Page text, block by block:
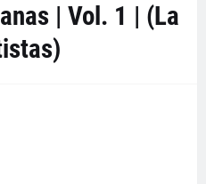
| Vol. 1 | (La